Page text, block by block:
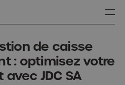
de caisse
: optimisez votre
JDC SA